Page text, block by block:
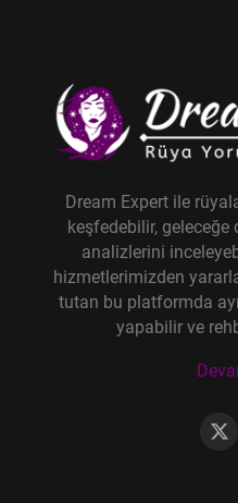
Dream Expert ile
keşfedebilir, geleceğe
analizlerini
hizmetlerimizden
tutan bu platformda
yapabilir ve